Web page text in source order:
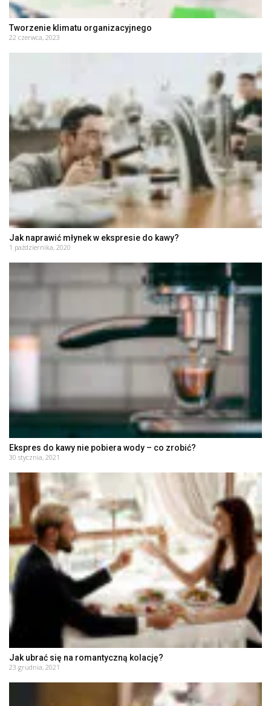
Tworzenie klimatu organizacyjnego
22 czerwca, 2023
Jak naprawić młynek w ekspresie do kawy?
1 października, 2020
Ekspres do kawy nie pobiera wody – co zrobić?
30 stycznia, 2021
Jak ubrać się na romantyczną kolację?
23 grudnia, 2021